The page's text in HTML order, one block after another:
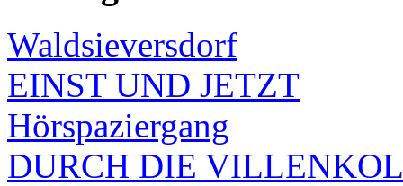
Waldsieversdorf
EINST UND JETZT
Hörspaziergang
DURCH DIE